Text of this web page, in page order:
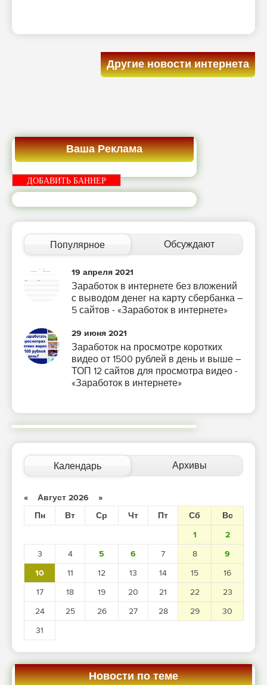
Другие новости интернета
Ваша Реклама
ДОБАВИТЬ БАННЕР
Популярное Обсуждают
19 апреля 2021
Заработок в интернете без вложений
с выводом денег на карту сбербанка –
5 сайтов - «Заработок в интернете»
29 июня 2021
Заработок на просмотре коротких
видео от 1500 рублей в день и выше –
ТОП 12 сайтов для просмотра видео -
«Заработок в интернете»
Календарь Архивы
« Август 2026 »
Пн
Вт Ср Чт Пт Сб
Вс
1
2
3
4 5 6 7 8
9
10
11 12 13 14 15
16
17
18 19 20 21 22
23
24
25 26 27 28 29
30
31
Новости по теме